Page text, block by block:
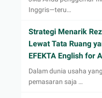
Inggris—teru…
Strategi Menarik
Lewat Tata Ruang
EFEKTA English for
Dalam dunia usaha
pemasaran saja …